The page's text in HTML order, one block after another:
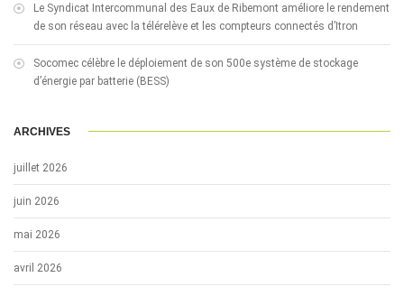
Le Syndicat Intercommunal des Eaux de Ribemont améliore le rendement
de son réseau avec la télérelève et les compteurs connectés d’Itron
Socomec célèbre le déploiement de son 500e système de stockage
d’énergie par batterie (BESS)
ARCHIVES
juillet 2026
juin 2026
mai 2026
avril 2026